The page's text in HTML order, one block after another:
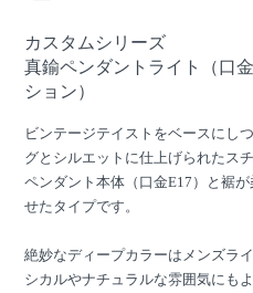
カスタムシリーズ
真鍮ペンダントライト（口
ション）
ビンテージテイストをベースにし
グとシルエットに仕上げられたス
ペンダント本体（口金E17）と裾
せたタイプです。
絶妙なディープカラーはメンズラ
シカルやナチュラルな雰囲気にも